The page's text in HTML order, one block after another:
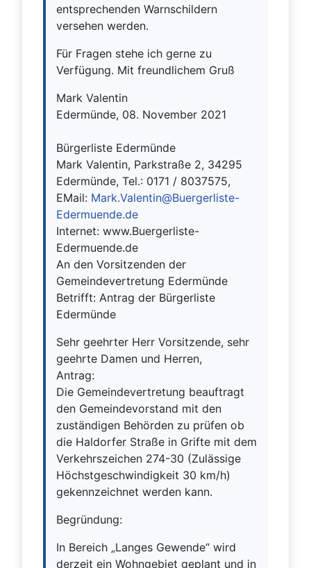
entsprechenden Warnschildern
versehen werden.
Für Fragen stehe ich gerne zu
Verfügung. Mit freundlichem Gruß
Mark Valentin
Edermünde, 08. November 2021
Bürgerliste Edermünde
Mark Valentin, Parkstraße 2, 34295
Edermünde, Tel.: 0171 / 8037575,
EMail: Mark.Valentin@Buergerliste-
Edermuende.de
Internet: www.Buergerliste-
Edermuende.de
An den Vorsitzenden der
Gemeindevertretung Edermünde
Betrifft: Antrag der Bürgerliste
Edermünde
Sehr geehrter Herr Vorsitzende, sehr
geehrte Damen und Herren,
Antrag:
Die Gemeindevertretung beauftragt
den Gemeindevorstand mit den
zuständigen Behörden zu prüfen ob
die Haldorfer Straße in Grifte mit dem
Verkehrszeichen 274-30 (Zulässige
Höchstgeschwindigkeit 30 km/h)
gekennzeichnet werden kann.
Begründung:
In Bereich „Langes Gewende“ wird
derzeit ein Wohngebiet geplant und in